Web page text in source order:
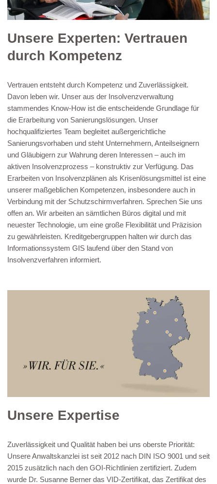
Unsere Experten: Vertrauen
durch Kompetenz
Vertrauen entsteht durch Kompetenz und Zuverlässigkeit.
Davon leben wir. Unser aus der Insolvenzverwaltung
stammendes Know-How ist die entscheidende Grundlage für
die Erarbeitung von Sanierungslösungen. Unser
hochqualifiziertes Team begleitet außergerichtliche
Sanierungsvorhaben und steht Unternehmern, Anteilseignern
und Gläubigern zur Wahrung deren Interessen – auch im
aktiven Insolvenzprozess – konstruktiv zur Verfügung. Das
Erarbeiten von Insolvenzplänen als Krisenlösungsmittel ist eine
unserer maßgeblichen Kompetenzen, insbesondere auch in
Verbindung mit der Schutzschirmverfahren. Sprechen Sie uns
offen an. Wir arbeiten an sämtlichen Büros digital und mit
neuester Technologie, um eine große Flexibilität und Präzision
zu gewährleisten. Kreditgebergruppen halten wir durch das
Informationssystem GIS laufend über den Stand von
Insolvenzverfahren informiert.
Unsere Expertise
Zuverlässigkeit und Qualität haben bei uns oberste Priorität:
Unsere Anwaltskanzlei ist seit 2012 nach DIN ISO 9001 und seit
2015 zusätzlich nach den GOI-Richtlinien zertifiziert. Zudem
wurde Dr. Susanne Berner das VID-Zertifikat, das Zertifikat des